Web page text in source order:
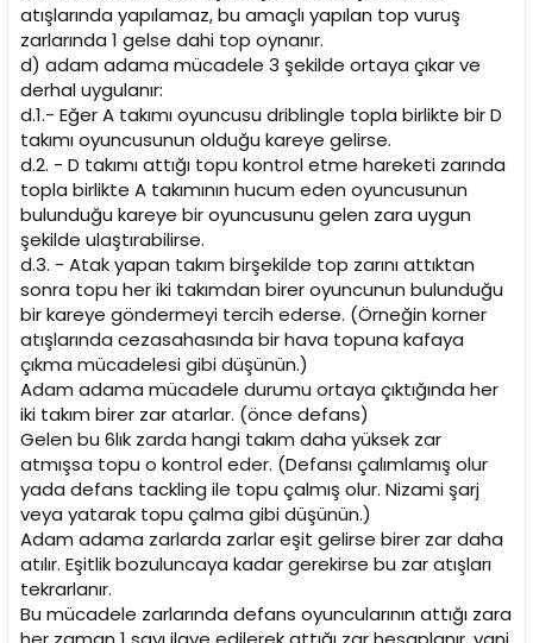
atışlarında yapılamaz, bu amaçlı yapılan top vuruş
zarlarında 1 gelse dahi top oynanır.
d) adam adama mücadele 3 şekilde ortaya çıkar ve
derhal uygulanır:
d.1.- Eğer A takımı oyuncusu driblingle topla birlikte bir D
takımı oyuncusunun olduğu kareye gelirse.
d.2. - D takımı attığı topu kontrol etme hareketi zarında
topla birlikte A takımının hucum eden oyuncusunun
bulunduğu kareye bir oyuncusunu gelen zara uygun
şekilde ulaştırabilirse.
d.3. - Atak yapan takım birşekilde top zarını attıktan
sonra topu her iki takımdan birer oyuncunun bulunduğu
bir kareye göndermeyi tercih ederse. (Örneğin korner
atışlarında cezasahasında bir hava topuna kafaya
çıkma mücadelesi gibi düşünün.)
Adam adama mücadele durumu ortaya çıktığında her
iki takım birer zar atarlar. (önce defans)
Gelen bu 6lık zarda hangi takım daha yüksek zar
atmışsa topu o kontrol eder. (Defansı çalımlamış olur
yada defans tackling ile topu çalmış olur. Nizami şarj
veya yatarak topu çalma gibi düşünün.)
Adam adama zarlarda zarlar eşit gelirse birer zar daha
atılır. Eşitlik bozuluncaya kadar gerekirse bu zar atışları
tekrarlanır.
Bu mücadele zarlarında defans oyuncularının attığı zara